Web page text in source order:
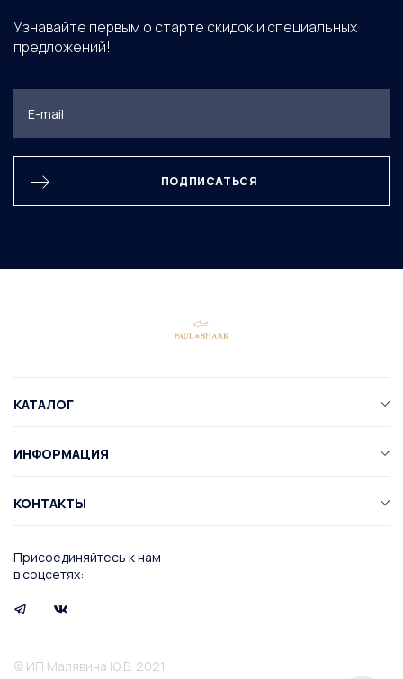
Узнавайте первым о старте скидок и специальных
предложений!
ПОДПИСАТЬСЯ
Присоединяйтесь к нам
в соцсетях:
КАТАЛОГ
ИНФОРМАЦИЯ
КОНТАКТЫ
© ИП Малявина Ю.В. 2021